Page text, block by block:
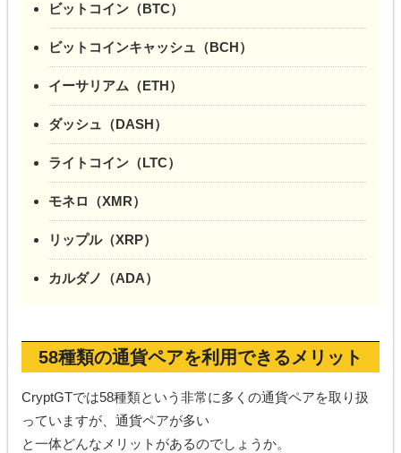
ビットコイン（BTC）
ビットコインキャッシュ（BCH）
イーサリアム（ETH）
ダッシュ（DASH）
ライトコイン（LTC）
モネロ（XMR）
リップル（XRP）
カルダノ（ADA）
58種類の通貨ペアを利用できるメリット
CryptGTでは58種類という非常に多くの通貨ペアを取り扱
っていますが、通貨ペアが多い
と一体どんなメリットがあるのでしょうか。